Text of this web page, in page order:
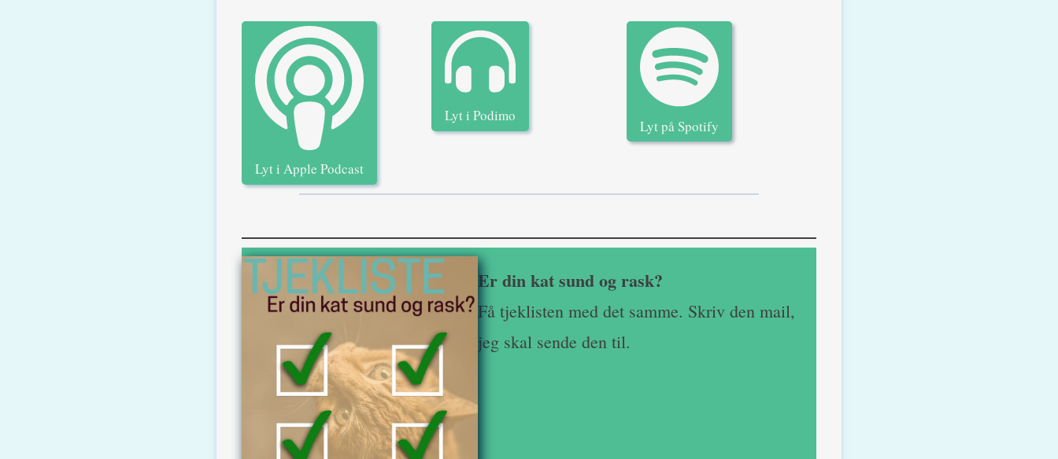
Lyt i Apple Podcast
Lyt i Podimo
Lyt på Spotify
Er din kat sund og rask?
Få tjeklisten med det samme. Skriv den mail,
jeg skal sende den til.